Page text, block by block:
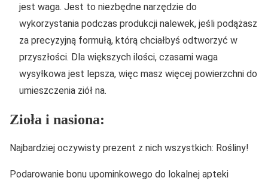
jest waga. Jest to niezbędne narzędzie do
wykorzystania podczas produkcji nalewek, jeśli podążasz
za precyzyjną formułą, którą chciałbyś odtworzyć w
przyszłości. Dla większych ilości, czasami waga
wysyłkowa jest lepsza, więc masz więcej powierzchni do
umieszczenia ziół na.
Zioła i nasiona:
Najbardziej oczywisty prezent z nich wszystkich: Rośliny!
Podarowanie bonu upominkowego do lokalnej apteki